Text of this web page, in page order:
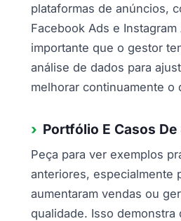
plataformas de anúncios,
Facebook Ads e
importante que o gestor
análise de dados para
melhorar continuamente o
Portfólio E Casos
Peça para ver exemplos
anteriores, especialmente
aumentaram vendas ou
qualidade. Isso demonstra